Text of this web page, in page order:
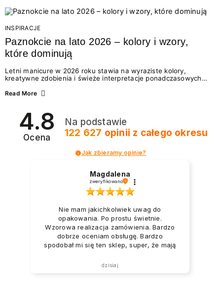
Motywem przewodnim jest eksplorowanie i kolekcjonowanie
letnich momentów. Z tej okazji przygotowaliśmy coś absolutnie
wyjątkowego: wielki konkurs z wakacje.pl oraz dawkę
najgorętszych trendów w...
INSPIRACJE
Paznokcie na lato 2026 – kolory i wzory,
które dominują
Letni manicure w 2026 roku stawia na wyraziste kolory,
kreatywne zdobienia i świeże interpretacje ponadczasowych
zarówno energetycznych odcieni inspirowanych wakacjami, jak
2026? Znajdź inspirację dla swojego manicure!
Read More
4.8
Ocena
Na podstawie
122 627 opinii z całego okresu
Jak zbieramy opinie?
Magdalena
zweryfikowano
Nie mam jakichkolwiek uwag do
opakowania. Po prostu świetnie.
Wzorowa realizacja zamówienia. Bardzo
dobrze oceniam obsługę. Bardzo
spodobał mi się ten sklep, super, że mają
dzisiaj